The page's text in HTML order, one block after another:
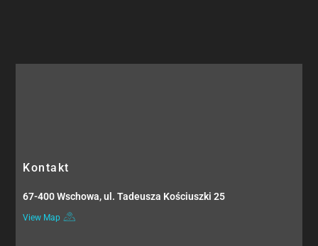
Kontakt
67-400 Wschowa, ul. Tadeusza Kościuszki 25
View Map